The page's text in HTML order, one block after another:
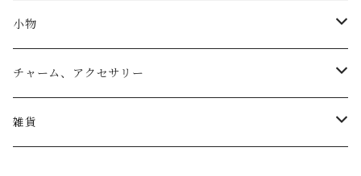
トートバッグ
リュック
ショルダー
小物
小物入れ
チャーム、アクセサリー
バッグチャーム
雑貨